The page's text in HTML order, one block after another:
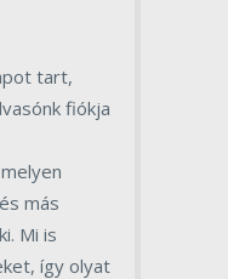
tart,
fiókja
más
Mi is
így olyat